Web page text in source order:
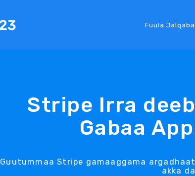
Fuula
Stripe Irra
Gabaa
Guutummaa Stripe gamaaggama
akka